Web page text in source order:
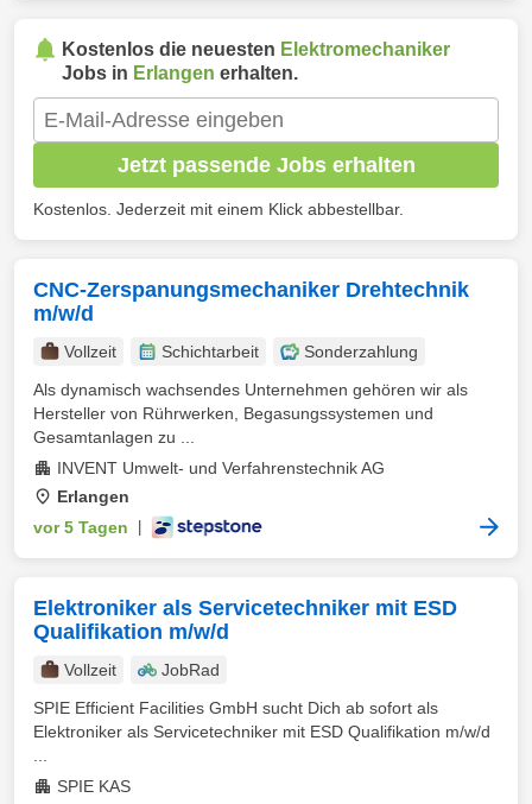
Kostenlos die neuesten Elektromechaniker
Jobs in Erlangen erhalten.
Jetzt passende Jobs erhalten
Kostenlos. Jederzeit mit einem Klick abbestellbar.
CNC-Zerspanungsmechaniker Drehtechnik
m/w/d
Vollzeit Schichtarbeit
Sonderzahlung
Als dynamisch wachsendes Unternehmen gehören wir als
Hersteller von Rührwerken, Begasungssystemen und
Gesamtanlagen zu ...
INVENT Umwelt- und Verfahrenstechnik AG
Erlangen
vor 5 Tagen
Elektroniker als Servicetechniker mit ESD
Qualifikation m/w/d
Vollzeit
JobRad
SPIE Efficient Facilities GmbH sucht Dich ab sofort als
Elektroniker als Servicetechniker mit ESD Qualifikation m/w/d
SPIE KAS